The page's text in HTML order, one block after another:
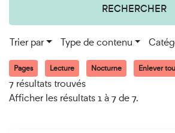
RECHERCHER
Trier par Type de contenu
Pages Lecture Nocturne Enlever
7 résultats trouvés
Afficher les résultats 1 à 7 de 7.